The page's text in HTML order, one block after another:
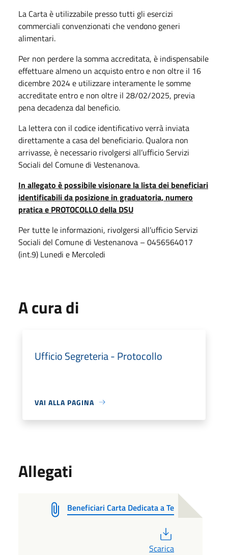
La Carta è utilizzabile presso tutti gli esercizi
commerciali convenzionati che vendono generi
alimentari.
Per non perdere la somma accreditata, è indispensabile
effettuare almeno un acquisto entro e non oltre il 16
dicembre 2024 e utilizzare interamente le somme
accreditate entro e non oltre il 28/02/2025, previa
pena decadenza dal beneficio.
La lettera con il codice identificativo verrà inviata
direttamente a casa del beneficiario. Qualora non
arrivasse, è necessario rivolgersi all’ufficio Servizi
Sociali del Comune di Vestenanova.
In allegato è possibile visionare la lista dei beneficiari
identificabili da posizione in graduatoria, numero
pratica e PROTOCOLLO della DSU
Per tutte le informazioni, rivolgersi all’ufficio Servizi
Sociali del Comune di Vestenanova – 0456564017
(int.9) Lunedi e Mercoledi
A cura di
Ufficio Segreteria - Protocollo
VAI ALLA PAGINA
Allegati
Beneficiari Carta Dedicata a Te
Scarica